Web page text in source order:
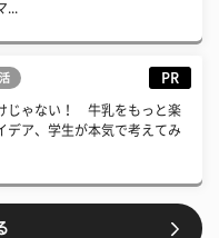
PR
じゃない！ 牛乳をもっと楽
デア、学生が本気で考えてみ